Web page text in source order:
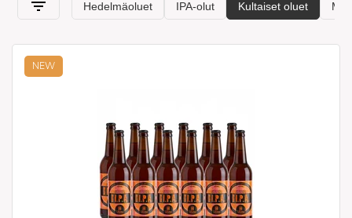
jokaisen makumieltymykset.
NEW